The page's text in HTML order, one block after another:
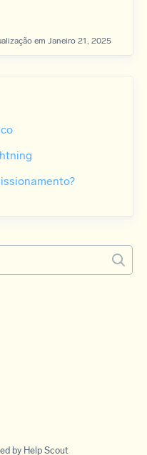
em Janeiro 21, 2025
by Help Scout